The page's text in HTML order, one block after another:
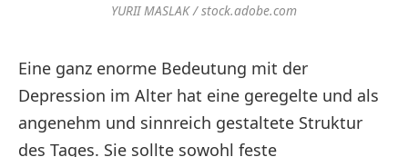
YURII MASLAK / stock.adobe.com
Eine ganz enorme Bedeutung mit der
Depression im Alter hat eine geregelte und als
angenehm und sinnreich gestaltete Struktur
des Tages. Sie sollte sowohl feste